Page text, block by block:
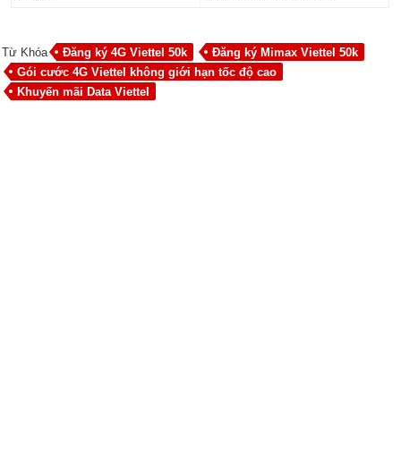
Từ Khóa Đăng ký 4G Viettel 50k
Đăng ký Mimax Viettel 50k
Gói cước 4G Viettel không giới hạn tốc độ cao
Khuyến mãi Data Viettel